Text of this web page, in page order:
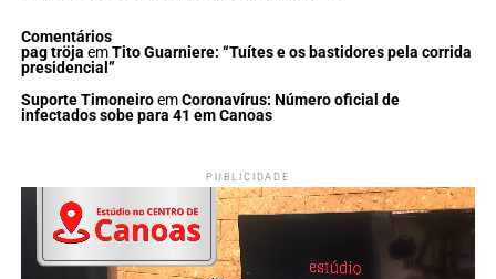
Comentários
pag tröja emTito Guarniere: “Tuítes e os bastidores pela corrida
presidencial”
Suporte TimoneiroemCoronavírus: Número oficial de
infectados sobe para 41 em Canoas
PUBLICIDADE